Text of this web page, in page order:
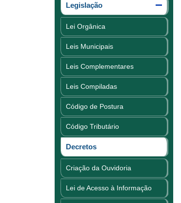
Legislação
Lei Orgânica
Leis Municipais
Leis Complementares
Leis Compiladas
Código de Postura
Código Tributário
Decretos
Criação da Ouvidoria
Lei de Acesso à Informação